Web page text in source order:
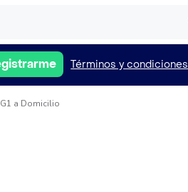
Términos y condiciones
a Domicilio